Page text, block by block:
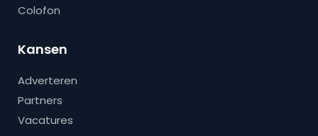
Colofon
Kansen
Adverteren
Partners
Vacatures